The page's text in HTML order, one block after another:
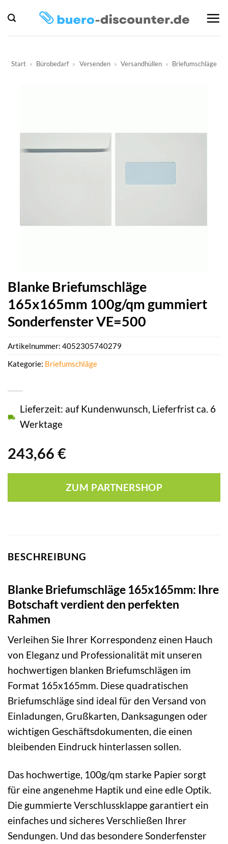
Inhalt
springen
Start » Bürobedarf » Versenden » Versandhüllen » Briefumschläge
Blanke Briefumschläge
165x165mm 100g/qm gummiert
Sonderfenster VE=500
243,66 €
Lieferzeit: auf Kundenwunsch, Lieferfrist ca. 6
Werktage
ZUM PARTNERSHOP
Artikelnummer: 4052305740279
Kategorie: Briefumschläge
BESCHREIBUNG
Blanke Briefumschläge 165x165mm: Ihre
Botschaft verdient den perfekten
Rahmen
Verleihen Sie Ihrer Korrespondenz einen Hauch
von Eleganz und Professionalität mit unseren
hochwertigen blanken Briefumschlägen im
Format 165x165mm. Diese quadratischen
Briefumschläge sind ideal für den Versand von
Einladungen, Grußkarten, Danksagungen oder
wichtigen Geschäftsdokumenten, die einen
bleibenden Eindruck hinterlassen sollen.
Das hochwertige, 100g/qm starke Papier sorgt
für eine angenehme Haptik und eine edle Optik.
Die gummierte Verschlussklappe garantiert ein
einfaches und sicheres Verschließen Ihrer
Sendungen. Und das besondere Sonderfenster